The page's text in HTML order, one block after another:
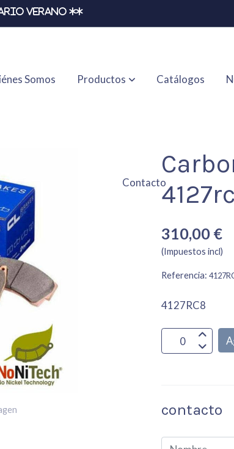
VERANO **
Somos Productos Catálogos
Contacto
310,00 €
(Impuestos incl)
Referencia:
4127RC8
contacto